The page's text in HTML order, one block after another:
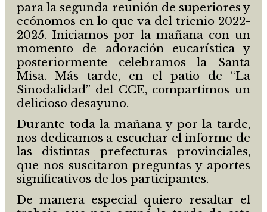
para la segunda reunión de superiores y
ecónomos en lo que va del trienio 2022-
2025. Iniciamos por la mañana con un
momento de adoración eucarística y
posteriormente celebramos la Santa
Misa. Más tarde, en el patio de “La
Sinodalidad” del CCE, compartimos un
delicioso desayuno.
Durante toda la mañana y por la tarde,
nos dedicamos a escuchar el informe de
las distintas prefecturas provinciales,
que nos suscitaron preguntas y aportes
significativos de los participantes.
De manera especial quiero resaltar el